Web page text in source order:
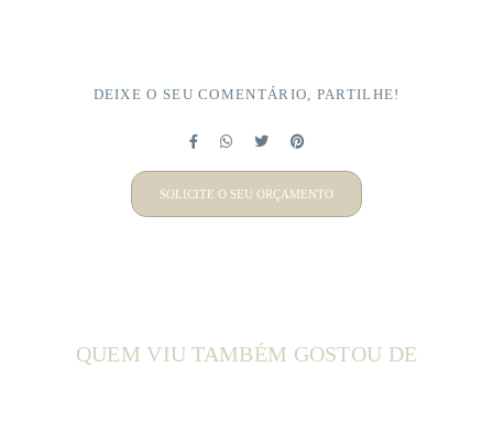
DEIXE O SEU COMENTÁRIO, PARTILHE!
SOLICITE O SEU ORÇAMENTO
QUEM VIU TAMBÉM GOSTOU DE